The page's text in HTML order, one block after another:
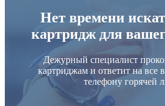
Нет времени
картридж для
Дежурный специалист
картриджам и ответит на все
телефону горячей